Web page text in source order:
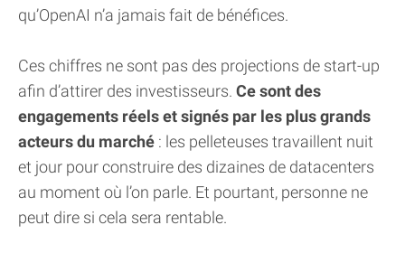
qu’OpenAI n’a jamais fait de bénéfices.
Ces chiffres ne sont pas des projections de start-up
afin d’attirer des investisseurs. Ce sont des
engagements réels et signés par les plus grands
acteurs du marché : les pelleteuses travaillent nuit
et jour pour construire des dizaines de datacenters
au moment où l’on parle. Et pourtant, personne ne
peut dire si cela sera rentable.